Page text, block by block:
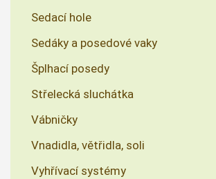
Sedací hole
Sedáky a posedové vaky
Šplhací posedy
Střelecká sluchátka
Vábničky
Vnadidla, větřidla, soli
Vyhřívací systémy